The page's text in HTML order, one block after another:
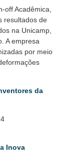
off Acadêmica,
resultados de
na Unicamp,
A empresa
por meio
da
Inova